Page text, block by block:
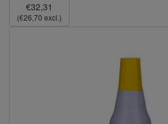
€32,31
(€26,70 excl.)